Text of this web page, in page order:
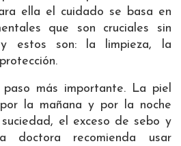
ella el cuidado se basa en
que son cruciales sin
estos son: la limpieza, la
más importante. La piel
la mañana y por la noche
el exceso de sebo y
doctora recomienda usar